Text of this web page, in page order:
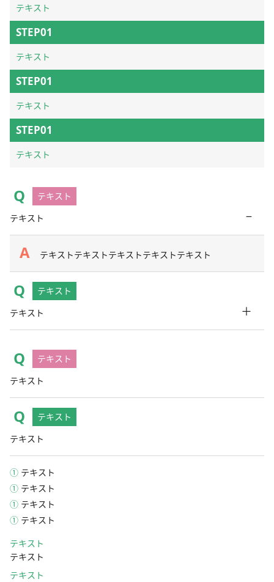
テキスト
STEP01
テキスト
STEP01
テキスト
STEP01
テキスト
テキスト
テキスト
−
テキストテキストテキストテキストテキスト
テキスト
テキスト
＋
テキスト
テキスト
テキスト
テキスト
① テキスト
① テキスト
① テキスト
① テキスト
テキスト
テキスト
テキスト